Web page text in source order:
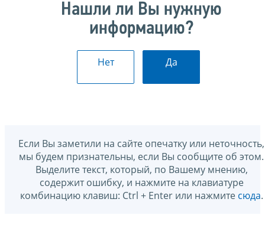
Нашли ли Вы нужную
информацию?
Нет Да
Если Вы заметили на сайте опечатку или неточность,
мы будем признательны, если Вы сообщите об этом.
Выделите текст, который, по Вашему мнению,
содержит ошибку, и нажмите на клавиатуре
комбинацию клавиш: Ctrl + Enter или нажмите сюда.